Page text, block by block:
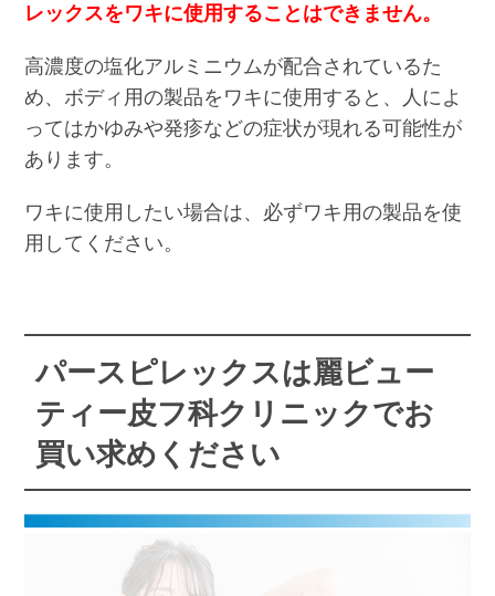
レックスをワキに使用することはできません。
高濃度の塩化アルミニウムが配合されているた
め、ボディ用の製品をワキに使用すると、人によ
ってはかゆみや発疹などの症状が現れる可能性が
あります。
ワキに使用したい場合は、必ずワキ用の製品を使
用してください。
パースピレックスは麗ビュー
ティー皮フ科クリニックでお
買い求めください